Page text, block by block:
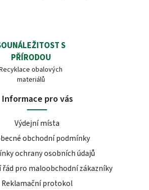
S
PŘÍRODOU
obalových
materiálů
Informace pro vás
Výdejní místa
obchodní podmínky
ochrany osobních údajů
řád pro maloobchodní zákazníky
Reklamační protokol